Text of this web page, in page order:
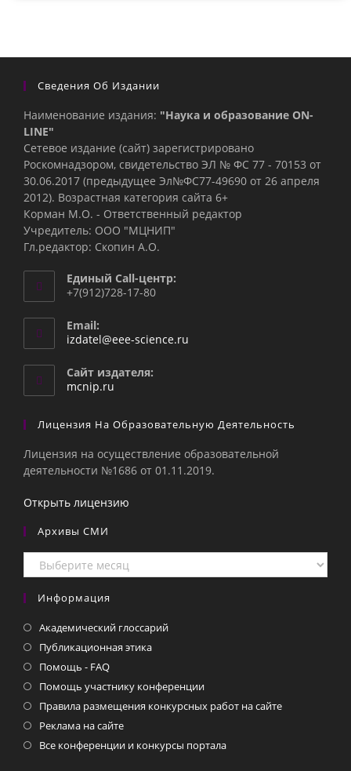
Сведения Об Издании
Наименование издания: "Наука и образование ON-
LINE"
Сетевое издание (сайт) зарегистрировано
Роскомнадзором, свидетельство ЭЛ № ФС 77 - 70153 от
30.06.2017 (предыдущее Эл№ФC77-49690 от 26 апреля
2012). Возрастная категория сайта 6+
Корман М.О. - Ответственный редактор
Учредитель: ООО "МЦНИП"
Гл.редактор: Скопин А.О.
Единый Call-центр:
+7(912)728-17-80
Email:
izdatel@eee-science.ru
Сайт издателя:
mcnip.ru
Лицензия На Образовательную Деятельность
Лицензия на осуществление образовательной
деятельности №1686 от 01.11.2019.
Открыть лицензию
Архивы СМИ
Архивы
СМИ
Информация
Академический глоссарий
Публикационная этика
Помощь - FAQ
Помощь участнику конференции
Правила размещения конкурсных работ на сайте
Реклама на сайте
Все конференции и конкурсы портала